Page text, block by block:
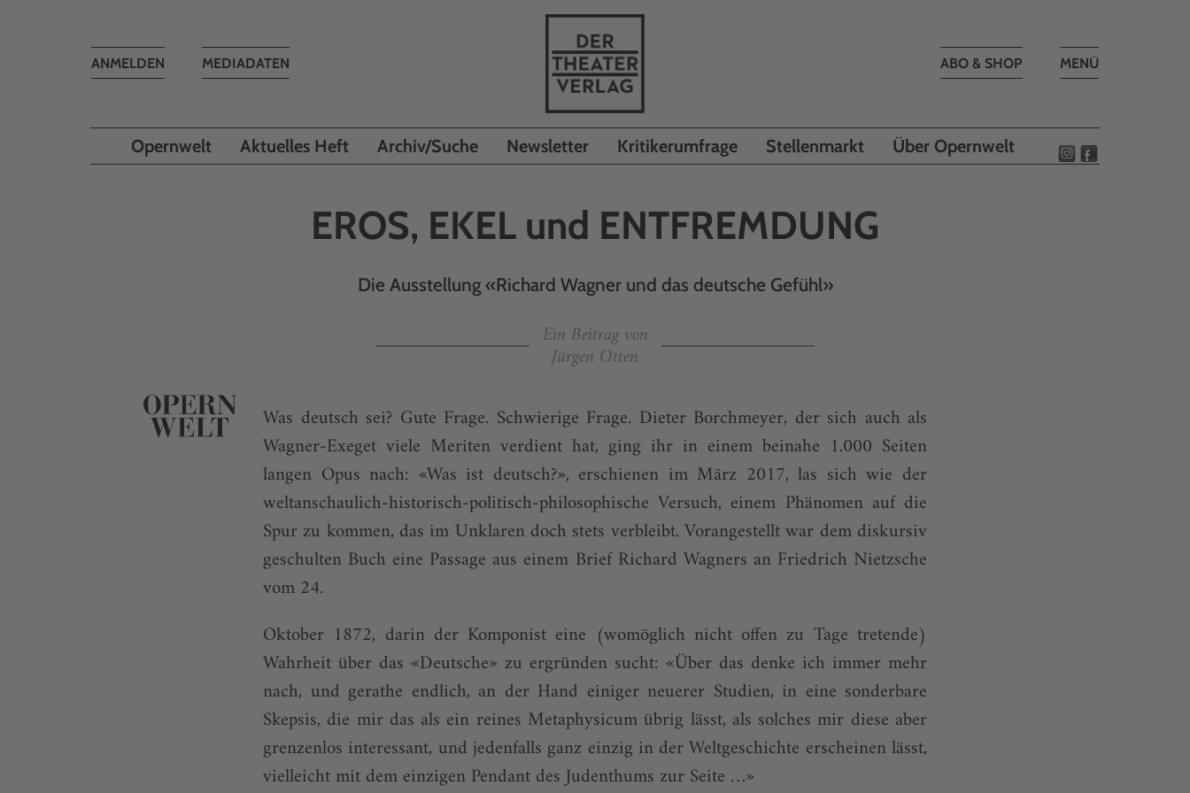
Toggle
MENÜ
ABO & SHOP
MEDIADATEN
Toggle
ANMELDEN
Opernwelt Aktuelles Heft Archiv/Suche Newsletter Kritikerumfrage Stellenmarkt Über Opernwelt
EROS, EKEL und ENTFREMDUNG
Die Ausstellung «Richard Wagner und das deutsche Gefühl»
Ein Beitrag von
Jürgen Otten
Was deutsch sei? Gute Frage. Schwierige Frage. Dieter Borchmeyer, der sich auch als
Wagner-Exeget viele Meriten verdient hat, ging ihr in einem beinahe 1.000 Seiten
langen Opus nach: «Was ist deutsch?», erschienen im März 2017, las sich wie der
weltanschaulich-historisch-politisch-philosophische Versuch, einem Phänomen auf die
Spur zu kommen, das im Unklaren doch stets verbleibt. Vorangestellt war dem diskursiv
geschulten Buch eine Passage aus einem Brief Richard Wagners an Friedrich Nietzsche
vom 24.
Oktober 1872, darin der Komponist eine (womöglich nicht offen zu Tage tretende)
Wahrheit über das «Deutsche» zu ergründen sucht: «Über das denke ich immer mehr
nach, und gerathe endlich, an der Hand einiger neuerer Studien, in eine sonderbare
Skepsis, die mir das als ein reines Metaphysicum übrig lässt, als solches mir diese aber
grenzenlos interessant, und jedenfalls ganz einzig in der Weltgeschichte erscheinen lässt,
vielleicht mit dem einzigen Pendant des Judenthums zur Seite …»